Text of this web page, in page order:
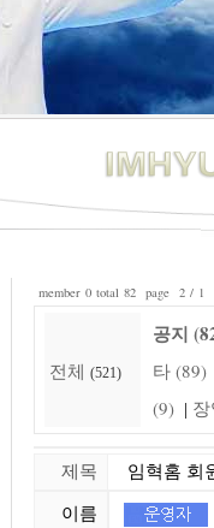
member 0 total 82 page 2 / 1
전체 (521)
공지
타 (89)
(9) |
제목 임혁홈 회
이름